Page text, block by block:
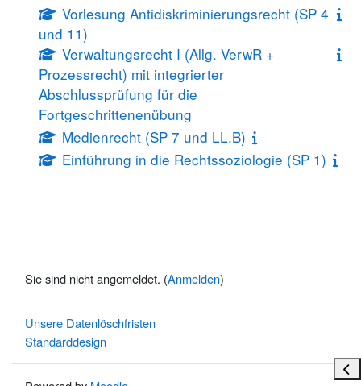
Vorlesung Antidiskriminierungsrecht (SP 4
und 11)
Verwaltungsrecht I (Allg. VerwR +
Prozessrecht) mit integrierter
Abschlussprüfung für die
Fortgeschrittenenübung
Medienrecht (SP 7 und LL.B)
Einführung in die Rechtssoziologie (SP 1)
Sie sind nicht angemeldet. (Anmelden)
Unsere Datenlöschfristen
Standarddesign